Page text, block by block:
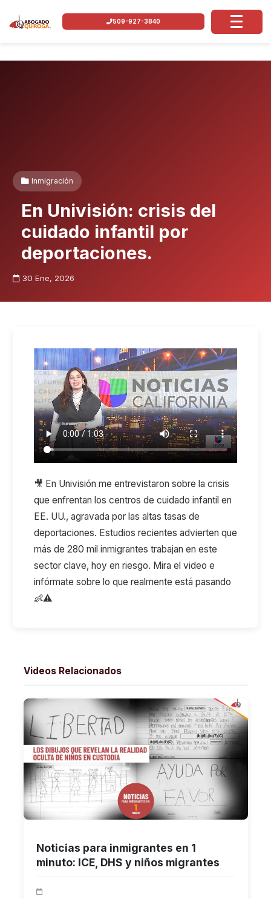
509-927-3840
Inmigración
En Univisión: crisis del
cuidado infantil por
deportaciones.
30 Ene, 2026
🎥 En Univisión me entrevistaron sobre la crisis
que enfrentan los centros de cuidado infantil en
EE. UU., agravada por las altas tasas de
deportaciones. Estudios recientes advierten que
más de 280 mil inmigrantes trabajan en este
sector clave, hoy en riesgo. Mira el video e
infórmate sobre lo que realmente está pasando
👶⚠️
Videos Relacionados
Noticias para inmigrantes en 1
minuto: ICE, DHS y niños migrantes